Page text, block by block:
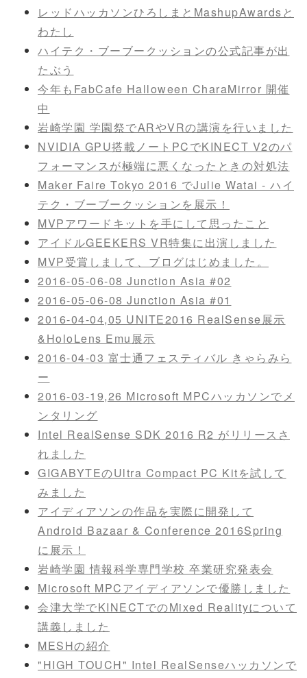
レッドハッカソンひろしまとMashupAwardsと
わたし
ハイテク・ブーブークッションの公式記事が出
たぶう
今年もFabCafe Halloween CharaMirror 開催
中
岩崎学園 学園祭でARやVRの講演を行いました
NVIDIA GPU搭載ノートPCでKINECT V2のパ
フォーマンスが極端に悪くなったときの対処法
Maker Faire Tokyo 2016 でJulie Watai - ハイ
テク・ブーブークッションを展示！
MVPアワードキットを手にして思ったこと
アイドルGEEKERS VR特集に出演しました
MVP受賞しまして、ブログはじめました。
2016-05-06-08 Junction Asia #02
2016-05-06-08 Junction Asia #01
2016-04-04,05 UNITE2016 RealSense展示
&HoloLens Emu展示
2016-04-03 富士通フェスティバル きゃらみら
ー
2016-03-19,26 Microsoft MPCハッカソンでメ
ンタリング
Intel RealSense SDK 2016 R2 がリリースさ
れました
GIGABYTEのUltra Compact PC Kitを試して
みました
アイディアソンの作品を実際に開発して
Android Bazaar & Conference 2016Spring
に展示！
岩崎学園 情報科学専門学校 卒業研究発表会
Microsoft MPCアイディアソンで優勝しました
会津大学でKINECTでのMixed Realityについて
講義しました
MESHの紹介
"HIGH TOUCH" Intel RealSenseハッカソンで